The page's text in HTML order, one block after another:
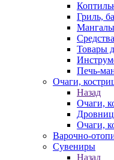
Гриль,
Мангалы
Товары
Печь-
Очаги,
Назад
Очаги,
Очаги,
Варочно-
Сувениры
Назад